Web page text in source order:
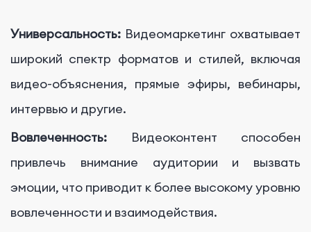
Универсальность: Видеомаркетинг охватывает
широкий спектр форматов и стилей, включая
видео-объяснения, прямые эфиры, вебинары,
интервью и другие.
Вовлеченность: Видеоконтент способен
привлечь внимание аудитории и вызвать
эмоции, что приводит к более высокому уровню
вовлеченности и взаимодействия.